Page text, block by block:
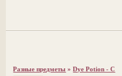
Разные предметы »Dye Potion - C